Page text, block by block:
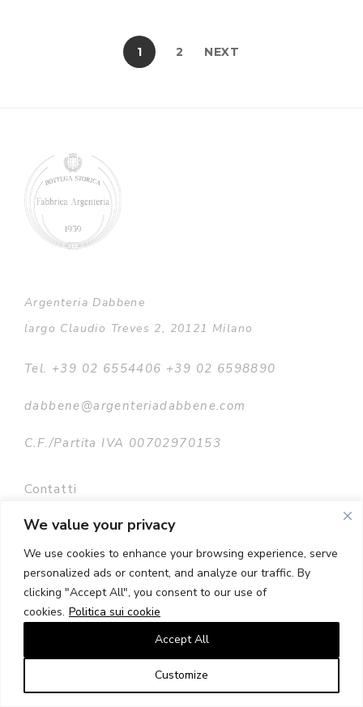
We value your privacy
We use cookies to enhance your browsing experience, serve
personalized ads or content, and analyze our traffic. By
clicking "Accept All", you consent to our use of
cookies. Politica sui cookie
Customize
Accept All
1 2 NEXT
Argenteria Dabbene
largo Claudio Treves 2, 20121 Milano
Tel. +39 02 6554406 +39 02 6598890
dabbene@argenteriadabbene.com
C.F./Partita IVA 00702970153
Contatti
Storia
Privacy policy
Termini e condizioni
Galleria